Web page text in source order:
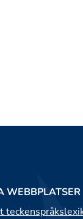
WEBBPLATSER